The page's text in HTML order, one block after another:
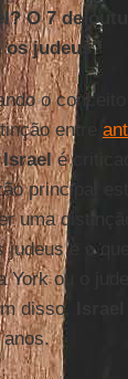
O 7 de
os judeus?
o conceito
entre
Israelé
principal
uma
judeus e o
York ou o
disso,
anos.